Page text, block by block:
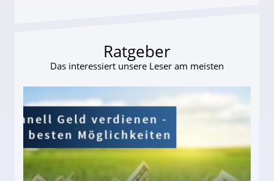
Ratgeber
Das interessiert unsere Leser am meisten